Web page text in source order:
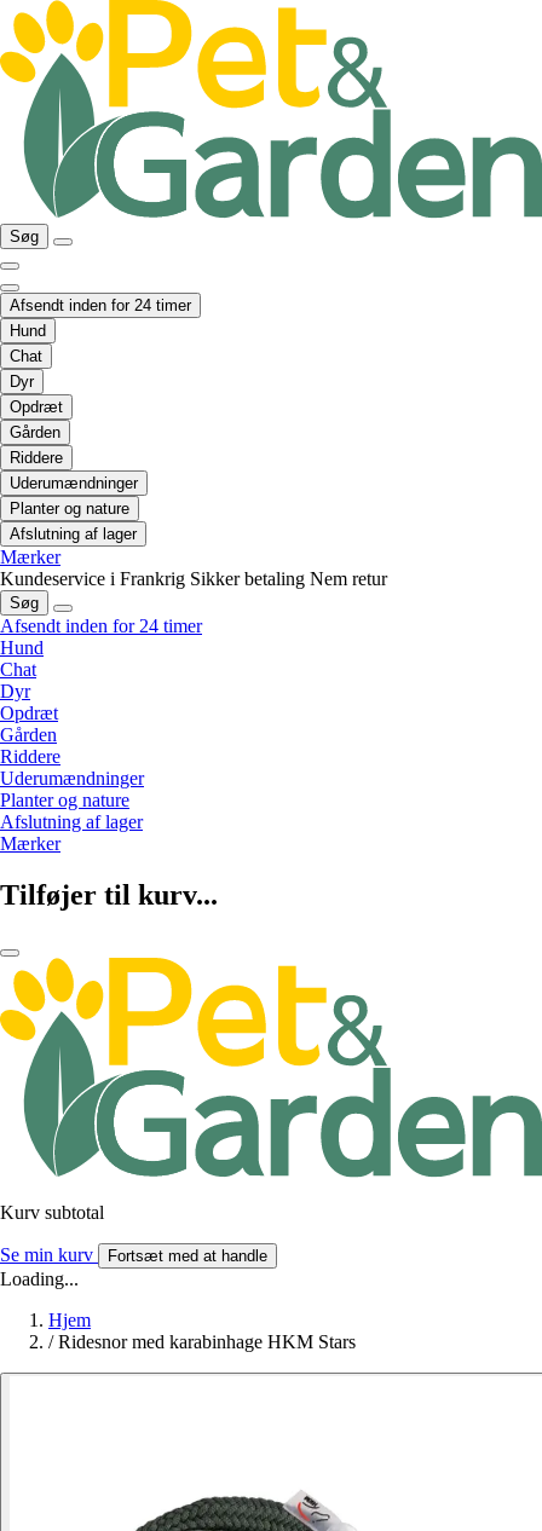
Søg
Afsendt inden for 24 timer
Hund
Chat
Dyr
Opdræt
Gården
Riddere
Uderumændninger
Planter og nature
Afslutning af lager
Mærker
Kundeservice i Frankrig Sikker betaling Nem retur
Søg
Afsendt inden for 24 timer
Hund
Chat
Dyr
Opdræt
Gården
Riddere
Uderumændninger
Planter og nature
Afslutning af lager
Mærker
Tilføjer til kurv...
Kurv subtotal
Se min kurv Fortsæt med at handle
Loading...
Hjem
/ Ridesnor med karabinhage HKM Stars